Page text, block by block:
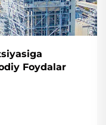
Foydalar